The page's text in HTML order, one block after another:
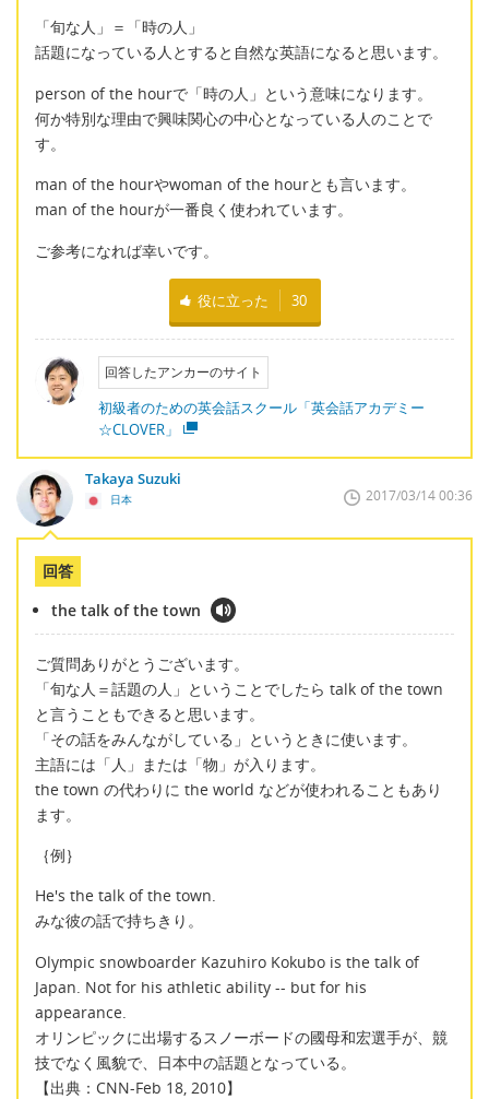
「旬な人」＝「時の人」
話題になっている人とすると自然な英語になると思います。
person of the hourで「時の人」という意味になります。
何か特別な理由で興味関心の中心となっている人のことで
す。
man of the hourやwoman of the hourとも言います。
man of the hourが一番良く使われています。
ご参考になれば幸いです。
役に立った 30
回答したアンカーのサイト
初級者のための英会話スクール「英会話アカデミー
☆CLOVER」
Takaya Suzuki
日本 2017/03/14 00:36
回答
the talk of the town
ご質問ありがとうございます。
「旬な人＝話題の人」ということでしたら talk of the town
と言うこともできると思います。
「その話をみんながしている」というときに使います。
主語には「人」または「物」が入ります。
the town の代わりに the world などが使われることもあり
ます。
｛例｝
He's the talk of the town.
みな彼の話で持ちきり。
Olympic snowboarder Kazuhiro Kokubo is the talk of
Japan. Not for his athletic ability -- but for his
appearance.
オリンピックに出場するスノーボードの國母和宏選手が、競
技でなく風貌で、日本中の話題となっている。
【出典：CNN-Feb 18, 2010】